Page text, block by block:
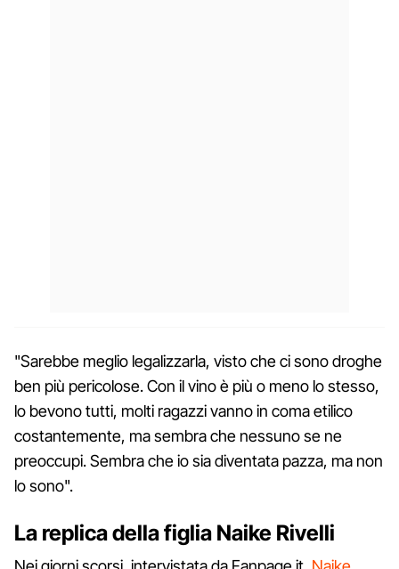
"Sarebbe meglio legalizzarla, visto che ci sono droghe
ben più pericolose. Con il vino è più o meno lo stesso,
lo bevono tutti, molti ragazzi vanno in coma etilico
costantemente, ma sembra che nessuno se ne
preoccupi. Sembra che io sia diventata pazza, ma non
lo sono".
La replica della figlia Naike Rivelli